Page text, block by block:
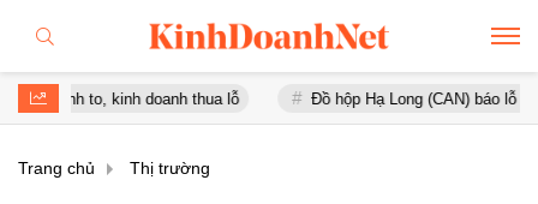
to, kinh doanh thua lỗ Đồ hộp Hạ Long (CAN) báo lỗ gần 16 tỷ
Trang chủ Thị trường